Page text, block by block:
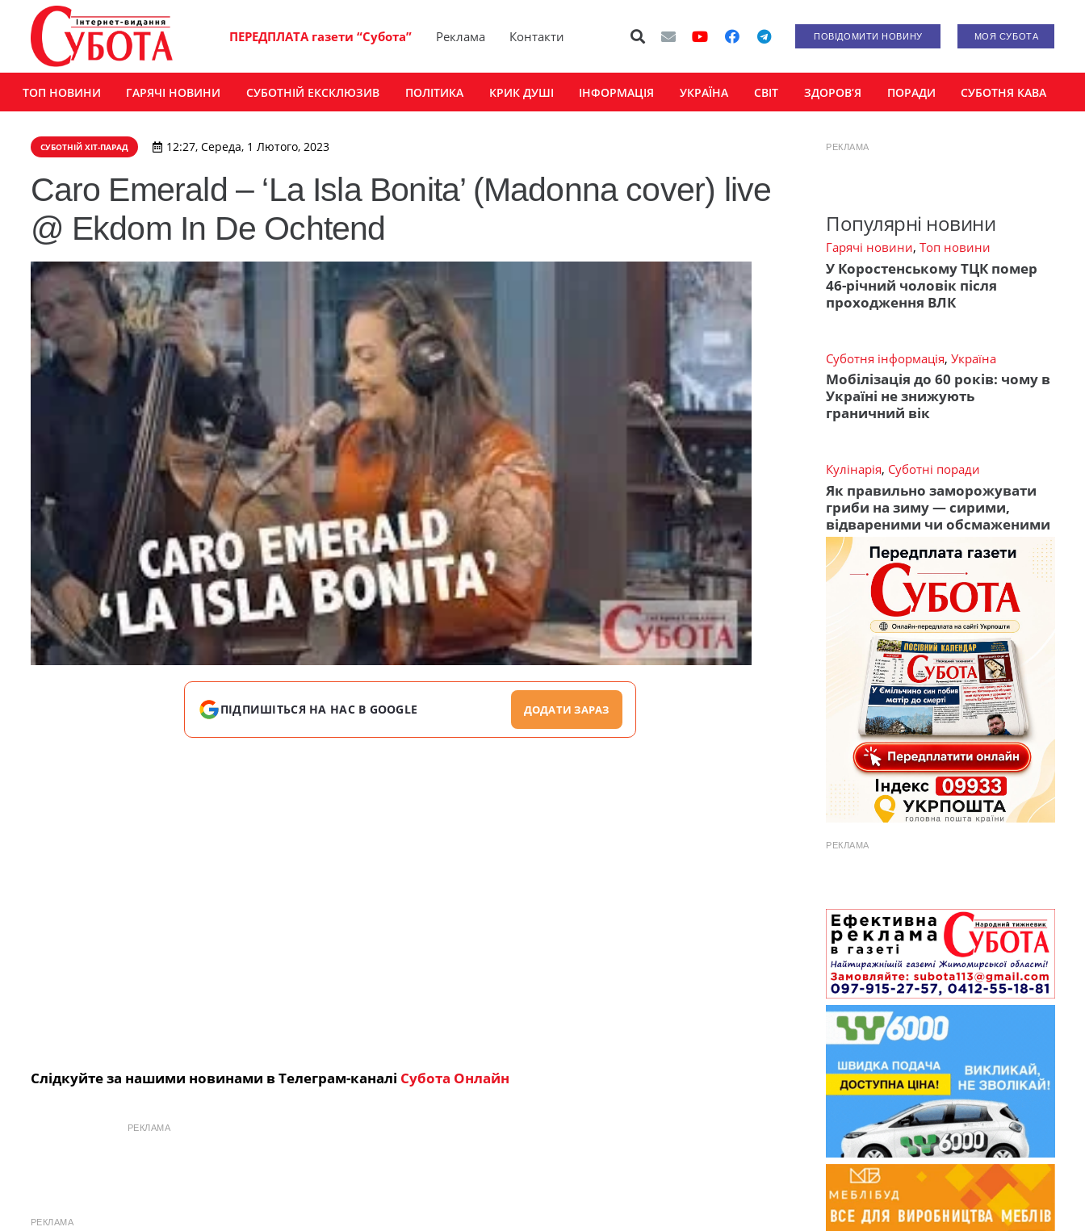
ПЕРЕДПЛАТА газети “Субота” Реклама Контакти ПОВІДОМИТИ НОВИНУ МОЯ СУБОТА
ТОП НОВИНИ ГАРЯЧІ НОВИНИ СУБОТНІЙ ЕКСКЛЮЗИВ ПОЛІТИКА КРИК ДУШІ ІНФОРМАЦІЯ УКРАЇНА СВІТ ЗДОРОВ’Я ПОРАДИ СУБОТНЯ КАВА
СУБОТНІЙ ХІТ-ПАРАД 12:27, Середа, 1 Лютого, 2023
Caro Emerald – ‘La Isla Bonita’ (Madonna cover) live
@ Ekdom In De Ochtend
ПІДПИШІТЬСЯ НА НАС В GOOGLE ДОДАТИ ЗАРАЗ
Слідкуйте за нашими новинами в Телеграм-каналі Субота Онлайн
РЕКЛАМА
РЕКЛАМА
РЕКЛАМА
Популярні новини
Гарячі новини, Топ новини
У Коростенському ТЦК помер
46-річний чоловік після
проходження ВЛК
Суботня інформація, Україна
Мобілізація до 60 років: чому в
Україні не знижують
граничний вік
Кулінарія, Суботні поради
Як правильно заморожувати
гриби на зиму — сирими,
відвареними чи обсмаженими
РЕКЛАМА